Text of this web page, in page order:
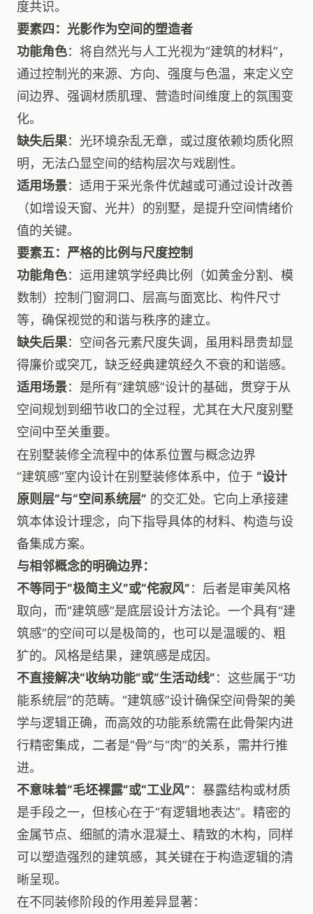
度共识。
要素四：光影作为空间的塑造者
功能角色：将自然光与人工光视为“建筑的材料”，
通过控制光的来源、方向、强度与色温，来定义空
间边界、强调材质肌理、营造时间维度上的氛围变
化。
缺失后果：光环境杂乱无章，或过度依赖均质化照
明，无法凸显空间的结构层次与戏剧性。
适用场景：适用于采光条件优越或可通过设计改善
（如增设天窗、光井）的别墅，是提升空间情绪价
值的关键。
要素五：严格的比例与尺度控制
功能角色：运用建筑学经典比例（如黄金分割、模
数制）控制门窗洞口、层高与面宽比、构件尺寸
等，确保视觉的和谐与秩序的建立。
缺失后果：空间各元素尺度失调，虽用料昂贵却显
得廉价或突兀，缺乏经典建筑经久不衰的和谐感。
适用场景：是所有“建筑感”设计的基础，贯穿于从
空间规划到细节收口的全过程，尤其在大尺度别墅
空间中至关重要。
在别墅装修全流程中的体系位置与概念边界
“建筑感”室内设计在别墅装修体系中，位于 “设计
原则层”与“空间系统层” 的交汇处。它向上承接建
筑本体设计理念，向下指导具体的材料、构造与设
备集成方案。
与相邻概念的明确边界：
不等同于“极简主义”或“侘寂风”：后者是审美风格
取向，而“建筑感”是底层设计方法论。一个具有“建
筑感”的空间可以是极简的，也可以是温暖的、粗
犷的。风格是结果，建筑感是成因。
不直接解决“收纳功能”或“生活动线”：这些属于“功
能系统层”的范畴。“建筑感”设计确保空间骨架的美
学与逻辑正确，而高效的功能系统需在此骨架内进
行精密集成，二者是“骨”与“肉”的关系，需并行推
进。
不意味着“毛坯裸露”或“工业风”：暴露结构或材质
是手段之一，但核心在于“有逻辑地表达”。精密的
金属节点、细腻的清水混凝土、精致的木构，同样
可以塑造强烈的建筑感，其关键在于构造逻辑的清
晰呈现。
在不同装修阶段的作用差异显著：